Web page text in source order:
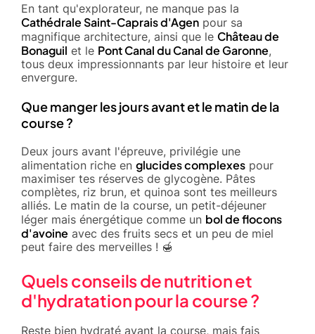
En tant qu'explorateur, ne manque pas la
Cathédrale Saint-Caprais d'Agen pour sa
magnifique architecture, ainsi que le Château de
Bonaguil et le Pont Canal du Canal de Garonne,
tous deux impressionnants par leur histoire et leur
envergure.
Que manger les jours avant et le matin de la
course ?
Deux jours avant l'épreuve, privilégie une
alimentation riche en glucides complexes pour
maximiser tes réserves de glycogène. Pâtes
complètes, riz brun, et quinoa sont tes meilleurs
alliés. Le matin de la course, un petit-déjeuner
léger mais énergétique comme un bol de flocons
d'avoine avec des fruits secs et un peu de miel
peut faire des merveilles ! 🍯
Quels conseils de nutrition et
d'hydratation pour la course ?
Reste bien hydraté avant la course, mais fais